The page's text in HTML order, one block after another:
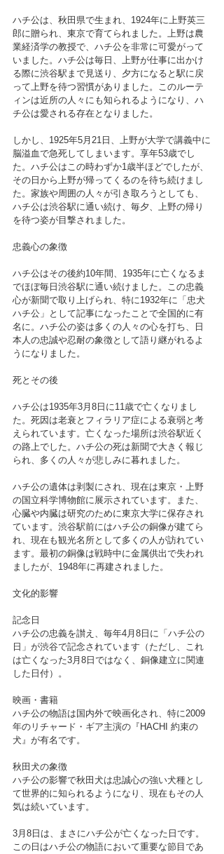
ハチ公は、秋田県で生まれ、1924年に上野英三
郎に贈られ、東京で育てられました。上野は農
業経済学の教授で、ハチ公を非常に可愛がって
いました。ハチ公は毎日、上野が仕事に出かけ
る際に渋谷駅まで見送り、夕方になると駅に戻
って上野を待つ習慣がありました。このルーテ
ィンは近所の人々にも知られるようになり、ハ
チ公は愛される存在となりました。
しかし、1925年5月21日、上野が大学で講義中に
脳溢血で急死してしまいます。享年53歳でし
た。ハチ公はこの時わずか1歳半ほどでしたが、
その日から上野が帰ってくるのを待ち続けまし
た。家族や周囲の人々が引き取ろうとしても、
ハチ公は渋谷駅に通い続け、毎夕、上野の帰り
を待つ姿が目撃されました。
忠義心の象徴
ハチ公はその後約10年間、1935年に亡くなるま
でほぼ毎日渋谷駅に通い続けました。この忠義
心が新聞で取り上げられ、特に1932年に「忠犬
ハチ公」として記事になったことで全国的に有
名に。ハチ公の姿は多くの人々の心を打ち、日
本人の忠誠や忍耐の象徴として語り継がれるよ
うになりました。
死とその後
ハチ公は1935年3月8日に11歳で亡くなりまし
た。死因は老衰とフィラリア症による衰弱と考
えられています。亡くなった場所は渋谷駅近く
の路上でした。ハチ公の死は新聞で大きく報じ
られ、多くの人々が悲しみに暮れました。
ハチ公の遺体は剥製にされ、現在は東京・上野
の国立科学博物館に展示されています。また、
心臓や内臓は研究のために東京大学に保存され
ています。渋谷駅前にはハチ公の銅像が建てら
れ、現在も観光名所として多くの人が訪れてい
ます。最初の銅像は戦時中に金属供出で失われ
ましたが、1948年に再建されました。
文化的影響
記念日
ハチ公の忠義を讃え、毎年4月8日に「ハチ公の
日」が渋谷で記念されています（ただし、これ
は亡くなった3月8日ではなく、銅像建立に関連
した日付）。
映画・書籍
ハチ公の物語は国内外で映画化され、特に2009
年のリチャード・ギア主演の『HACHI 約束の
犬』が有名です。
秋田犬の象徴
ハチ公の影響で秋田犬は忠誠心の強い犬種とし
て世界的に知られるようになり、現在もその人
気は続いています。
3月8日は、まさにハチ公が亡くなった日です。
この日はハチ公の物語において重要な節目であ